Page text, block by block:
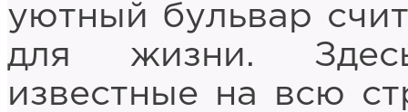
уютный бульвар
для жизни.
известные на всю